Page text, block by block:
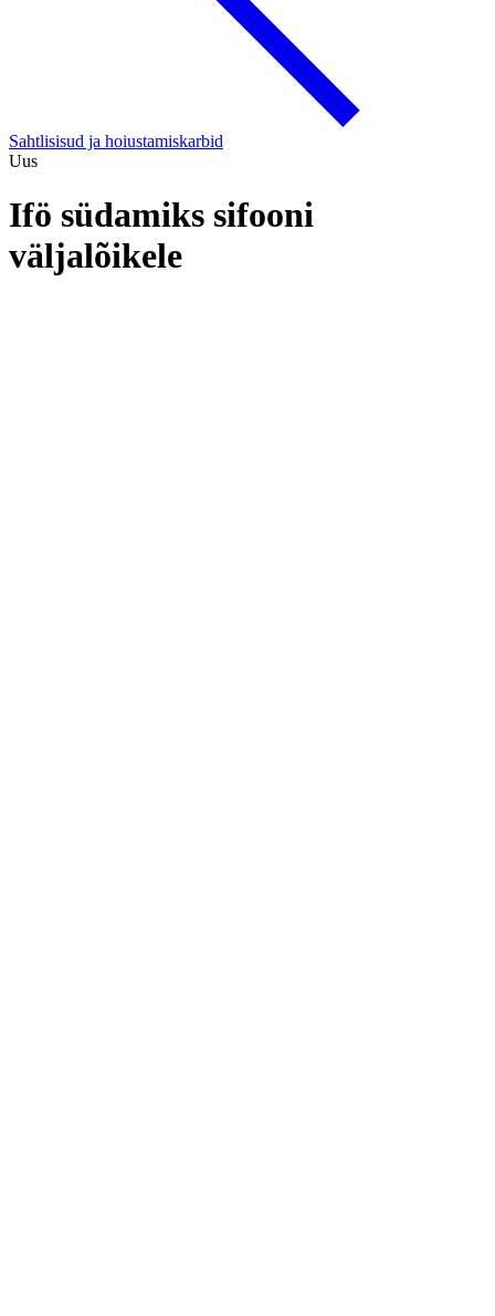
Sahtlisisud ja hoiustamiskarbid
Uus
Ifö südamiks sifooni
väljalõikele